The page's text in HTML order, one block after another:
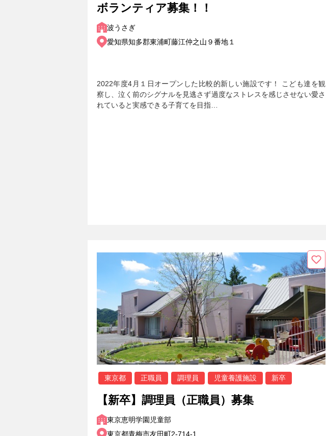
ボランティア募集！！
波うさぎ
愛知県知多郡東浦町藤江仲之山９番地１
2022年度4月１日オープンした比較的新しい施設です！ こども達を観
察し、泣く前のシグナルを見逃さず過度なストレスを感じさせない愛さ
れていると実感できる子育てを目指…
東京都 正職員 調理員 児童養護施設 新卒
【新卒】調理員（正職員）募集
東京恵明学園児童部
東京都青梅市友田町2-714-1